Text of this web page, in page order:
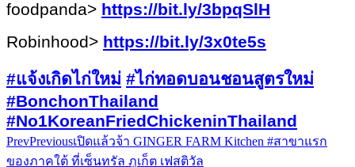
foodpanda> https://bit.ly/3bpqSlH
Robinhood> https://bit.ly/3x0te5s
#แจ้งเกิดไก่ใหม่ #ไก่ทอดบอนชอนสูตรใหม่
#BonchonThailand
#No1KoreanFriedChickeninThailand
PrevPreviousเปิดแล้วจ้า GINGER FARM Kitchen #สาขาแรก
ของภาคใต้ ที่เซ็นทรัล ภูเก็ต เฟสติวัล